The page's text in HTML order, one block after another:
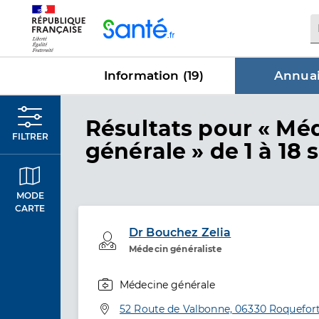
Information (19)
FILTRER
MODE
CARTE
Résultats dans
pour «
générale » de 1 à 18
Dr Bouchez Zelia
Médecin généraliste
Professionel de santé
Médecine générale
Adresse
52 Route de Valbonne, 06330
Panneau de gestion des cookies